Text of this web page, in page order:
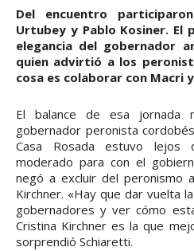
Del encuentro
Urtubey y Pablo Kosiner. El
elegancia del gobernador
quien advirtió a los
cosa es colaborar con Macri
El balance de esa jornada
gobernador peronista
Casa Rosada estuvo lejos
moderado para con el
negó a excluir del peronismo
Kirchner. «Hay que dar vuelta
gobernadores y ver cómo
Cristina Kirchner es la que
sorprendió Schiaretti.